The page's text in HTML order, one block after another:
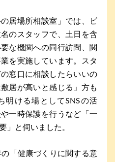
居場所相談室」では、ビ
のスタッフで、土日を含
な機関への同行訪問、関
を実施しています。スタ
窓口に相談したらいいの
居が高いと感じる」方も
明ける場としてSNSの活
一時保護を行うなど「一
」と伺いました。
「健康づくりに関する意